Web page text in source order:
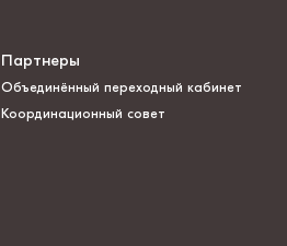
Партнеры
Объединённый переходный кабинет
Координационный совет